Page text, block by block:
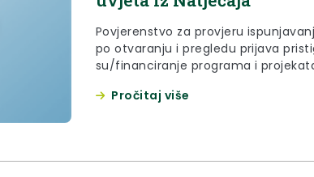
Povjerenstvo za provjeru
po otvaranju i pregledu prijava
su/financiranje programa i
skupinama u 2020. godini donosi
Pročitaj više